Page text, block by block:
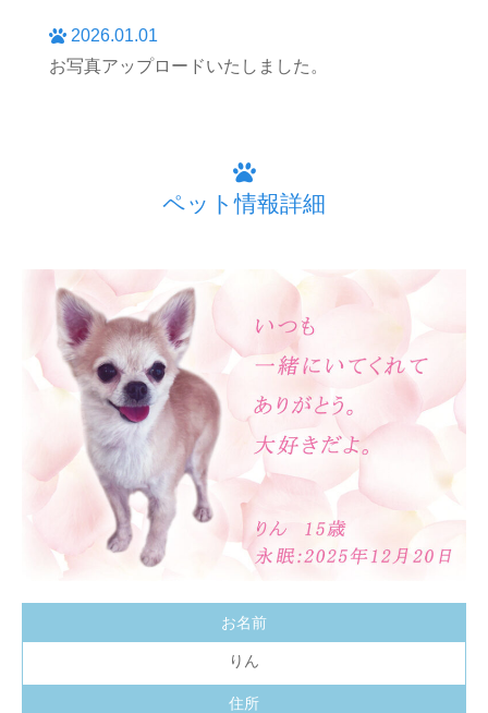
2026.01.01
お写真アップロードいたしました。
ペット情報詳細
お名前
りん
住所